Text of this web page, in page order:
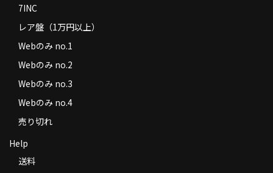
7INC
レア盤（1万円以上）
Webのみ no.1
Webのみ no.2
Webのみ no.3
Webのみ no.4
売り切れ
Help
送料